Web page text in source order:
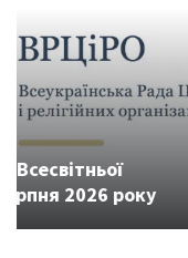
52% від усіх
стали
Previous